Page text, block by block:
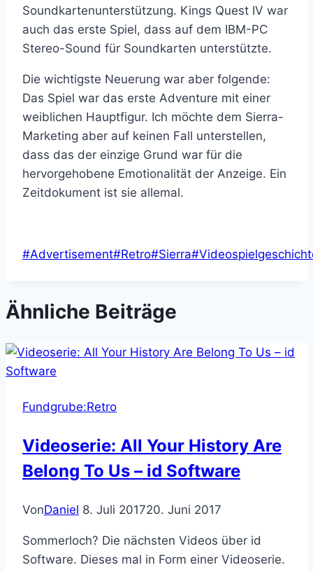
Soundkartenunterstützung. Kings Quest IV war
auch das erste Spiel, dass auf dem IBM-PC
Stereo-Sound für Soundkarten unterstützte.
Die wichtigste Neuerung war aber folgende:
Das Spiel war das erste Adventure mit einer
weiblichen Hauptfigur. Ich möchte dem Sierra-
Marketing aber auf keinen Fall unterstellen,
dass das der einzige Grund war für die
hervorgehobene Emotionalität der Anzeige. Ein
Zeitdokument ist sie allemal.
Schlagworte:
#Advertisement#Retro#Sierra#
Ähnliche Beiträge
Fundgrube:Retro
Videoserie: All Your History Are
Belong To Us – id Software
VonDaniel 8. Juli 201720. Juni 2017
Sommerloch? Die nächsten Videos über id
Software. Dieses mal in Form einer Videoserie.